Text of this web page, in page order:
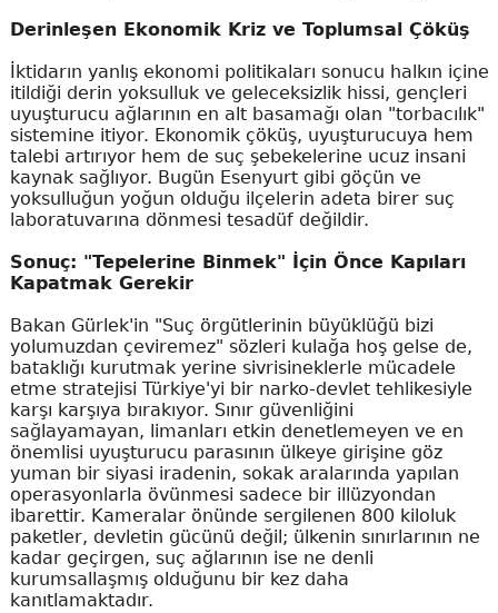
Derinleşen Ekonomik Kriz ve Toplumsal Çöküş
İktidarın yanlış ekonomi politikaları sonucu halkın içine
itildiği derin yoksulluk ve geleceksizlik hissi, gençleri
uyuşturucu ağlarının en alt basamağı olan "torbacılık"
sistemine itiyor. Ekonomik çöküş, uyuşturucuya hem
talebi artırıyor hem de suç şebekelerine ucuz insani
kaynak sağlıyor. Bugün Esenyurt gibi göçün ve
yoksulluğun yoğun olduğu ilçelerin adeta birer suç
laboratuvarına dönmesi tesadüf değildir.
Sonuç: "Tepelerine Binmek" İçin Önce Kapıları
Kapatmak Gerekir
Bakan Gürlek'in "Suç örgütlerinin büyüklüğü bizi
yolumuzdan çeviremez" sözleri kulağa hoş gelse de,
bataklığı kurutmak yerine sivrisineklerle mücadele
etme stratejisi Türkiye'yi bir narko-devlet tehlikesiyle
karşı karşıya bırakıyor. Sınır güvenliğini
sağlayamayan, limanları etkin denetlemeyen ve en
önemlisi uyuşturucu parasının ülkeye girişine göz
yuman bir siyasi iradenin, sokak aralarında yapılan
operasyonlarla övünmesi sadece bir illüzyondan
ibarettir. Kameralar önünde sergilenen 800 kiloluk
paketler, devletin gücünü değil; ülkenin sınırlarının ne
kadar geçirgen, suç ağlarının ise ne denli
kurumsallaşmış olduğunu bir kez daha
kanıtlamaktadır.